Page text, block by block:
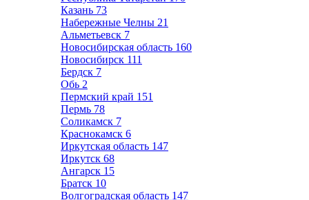
Казань 73
Набережные Челны 21
Альметьевск 7
Новосибирская область 160
Новосибирск 111
Бердск 7
Обь 2
Пермский край 151
Пермь 78
Соликамск 7
Краснокамск 6
Иркутская область 147
Иркутск 68
Ангарск 15
Братск 10
Волгоградская область 147